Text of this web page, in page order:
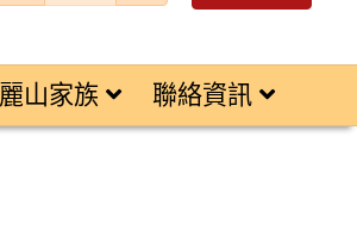
麗山家族 聯絡資訊